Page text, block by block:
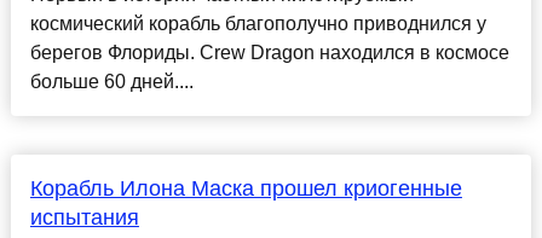
космический корабль благополучно приводнился у
берегов Флориды. Crew Dragon находился в космосе
больше 60 дней....
Корабль Илона Маска прошел криогенные
испытания